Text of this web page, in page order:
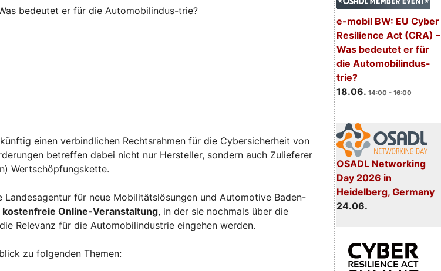
e-mobil BW: EU Cyber
Resilience Act (CRA) –
Was bedeutet er für
die Automobilindus-
trie?
18.06. 14:00 - 16:00
OSADL Networking
Day 2026 in
Heidelberg, Germany
24.06.
bedeutet er für die Automobilindus-trie?
einen verbindlichen Rechtsrahmen für die Cybersicherheit von
betreffen dabei nicht nur Hersteller, sondern auch Zulieferer
Wertschöpfungskette.
Landesagentur für neue Mobilitätslösungen und Automotive Baden-
kostenfreie Online-Veranstaltung, in der sie nochmals über die
Relevanz für die Automobilindustrie eingehen werden.
zu folgenden Themen: